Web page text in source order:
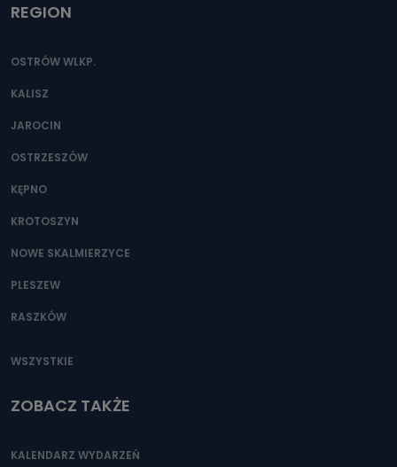
REGION
OSTRÓW WLKP.
KALISZ
JAROCIN
OSTRZESZÓW
KĘPNO
KROTOSZYN
NOWE SKALMIERZYCE
PLESZEW
RASZKÓW
WSZYSTKIE
ZOBACZ TAKŻE
KALENDARZ WYDARZEŃ